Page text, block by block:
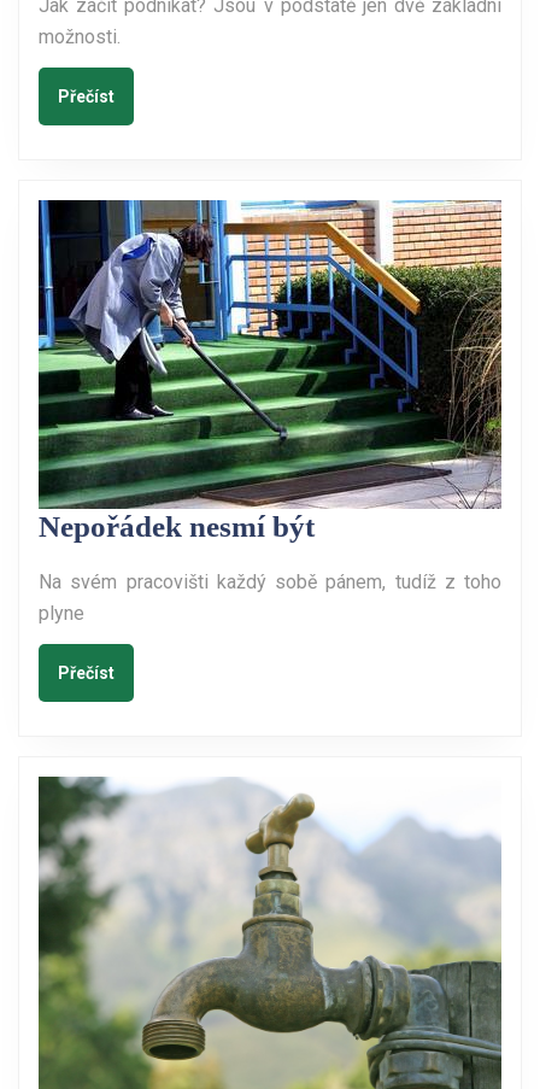
Jak začít podnikat? Jsou v podstatě jen dvě základní
možnosti.
PřečístPřečíst
Nepořádek nesmí býtNepořádek
být
Na svém pracovišti každý sobě pánem, tudíž z toho
plyne
PřečístPřečíst